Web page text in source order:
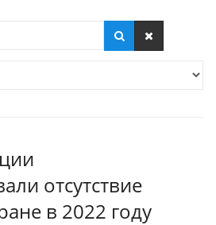
отсутствие
в 2022 году